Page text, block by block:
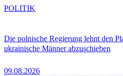
Die polnische Regierung lehnt den
ukrainische Männer abzuschieben
09.08.2026
POLITIK